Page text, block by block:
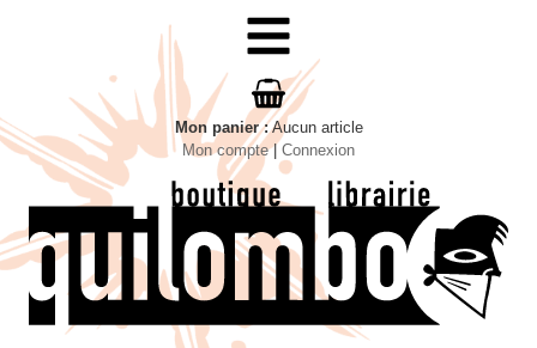
MENU
Mon panier: Aucun article
Mon compte| Connexion